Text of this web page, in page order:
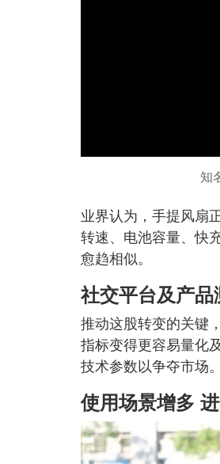
知
业界认为，手提风扇
转速、电池容量、快
愈趋相似。
社交平台及产品
推动这股转变的关键
指标变得更容易量化
技术参数以争夺市场。
使用场景增多